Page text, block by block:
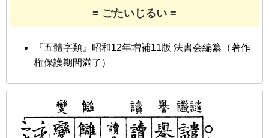
= ごたいじるい =
『五體字類』昭和12年増補11版 法書会編纂（著作
権保護期間満了）